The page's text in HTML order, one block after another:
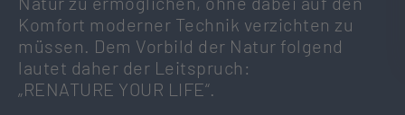
Komfort moderner Technik verzichten zu
müssen. Dem Vorbild der Natur folgend
lautet daher der Leitspruch:
„RENATURE YOUR LIFE“.